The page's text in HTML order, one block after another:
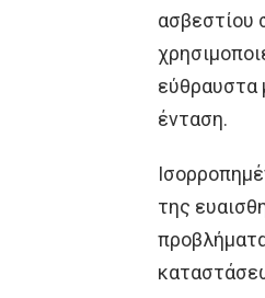
ασβεστίου
εύθραυστα
ένταση.
της